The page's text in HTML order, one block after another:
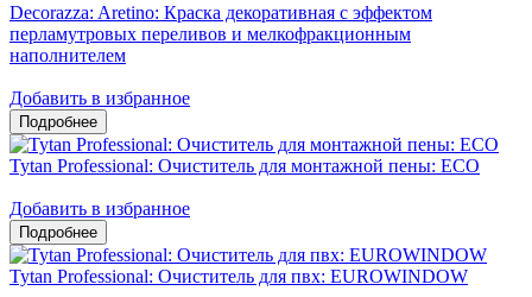
Decorazza: Aretino: Краска декоративная с эффектом
перламутровых переливов и мелкофракционным
наполнителем
Добавить в избранное
Tytan Professional: Очиститель для монтажной пены: ЕСО
Добавить в избранное
Tytan Professional: Очиститель для пвх: EUROWINDOW